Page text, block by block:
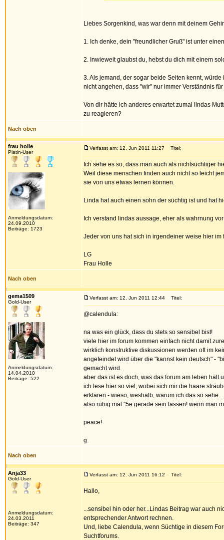
Liebes Sorgenkind, was war denn mit deinem
1. Ich denke, dein "freundlicher Gruß" ist unter
2. Inwieweit glaubst du, hebst du dich mit einem
3. Als jemand, der sogar beide Seiten kennt,
nicht angehen, dass "wir" nur immer Verständnis
Von dir hätte ich anderes erwartet zumal lindas
zu reagieren?
Nach oben
frau holle
Platin-User
Anmeldungsdatum:
24.09.2010
Beiträge: 1723
Verfasst am: 12. Jun 2011 11:27 Titel:
Ich sehe es so, dass man auch als nichtsüchtiger
Weil diese menschen finden auch nicht so leicht
sie von uns etwas lernen können.
Linda hat auch einen sohn der süchtig ist und hat
Ich verstand lindas aussage, eher als wahrnung
Jeder von uns hat sich in irgendeiner weise hier
LG
Frau Holle
Nach oben
gema1509
Gold-User
Anmeldungsdatum:
14.04.2010
Beiträge: 522
Verfasst am: 12. Jun 2011 12:44 Titel:
@calendula:
na was ein glück, dass du stets so sensibel bist!
viele hier im forum kommen einfach nicht damit
wirklich konstruktive diskussionen werden oft im
angefeindet wird über die "kannst kein deutsch" -
gemacht wird.
aber das ist es doch, was das forum am leben hält
ich lese hier so viel, wobei sich mir die haare
erklären - wieso, weshalb, warum ich das so sehe...
also ruhig mal "5e gerade sein lassen! wenn man
peace!
g.
Nach oben
Anja33
Gold-User
Anmeldungsdatum:
24.03.2011
Beiträge: 347
Verfasst am: 12. Jun 2011 16:12 Titel:
Hallo,
...sensibel hin oder her...Lindas Beitrag war auch
entsprechender Antwort rechnen.
Und, liebe Calendula, wenn Süchtige in diesem
Suchtforums.